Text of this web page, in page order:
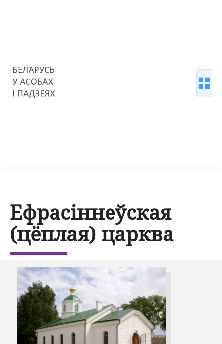
Ефрасіннеўская
(цёплая) царква